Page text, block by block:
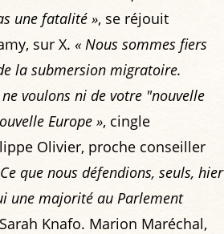
une fatalité », se réjouit
sur X. « Nous sommes fiers
la submersion migratoire.
voulons ni de votre "nouvelle
Europe », cingle
Olivier, proche conseiller
que nous défendions, seuls, hier
une majorité au Parlement
Knafo. Marion Maréchal,